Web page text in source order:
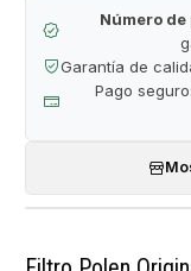
Número
Garantía de
Pago seguro: